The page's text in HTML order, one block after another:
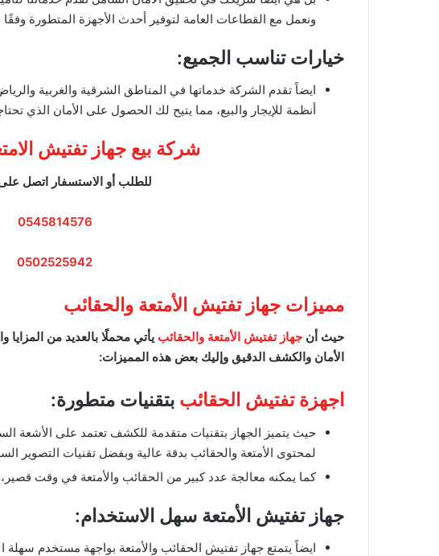
ونعمل مع القطاعات العامة لتوفير أحدث الأجهزة المتطورة وفقًا
خيارات تناسب الجميع:
ايضاً تقدم الشركة خدماتها في المناطق الشرقية والغربية
أنظمة للإيجار والبيع، مما يتيح لك الحصول على الأمان الذي
شركة بيع جهاز تفتيش
للطلب أو الاستسفار اتصل على
0545814576
0502525942
مميزات جهاز تفتيش الأمتعة والحقائب
حيث أن جهاز تفتيش الأمتعة والحقائب يأتي محملًا بالعديد من المزايا
الأمان والكشف الدقيق وإليك بعض هذه المميزات:
اجهزة تفتيش الحقائب بتقنيات متطورة:
حيث يتميز الجهاز بتقنيات متقدمة للكشف تعتمد على الأشعة
لمحتوى الأمتعة والحقائب بدقة عالية وبفضل تقنيات التصوير
كما يمكنه معالجة عدد كبير من الحقائب والأمتعة في وقت
جهاز تفتيش الأمتعة سهل الاستخدام:
ايضاً يتمتع جهاز تفتيش الحقائب والأمتعة بواجهة مستخدم